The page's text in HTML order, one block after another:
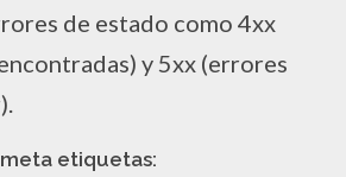
de estado como 4xx
y 5xx (errores
etiquetas: